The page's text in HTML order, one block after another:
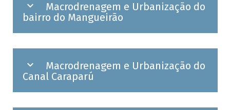
Macrodrenagem e Urbanização do
bairro do Mangueirão
Macrodrenagem e Urbanização do
Canal Caraparú